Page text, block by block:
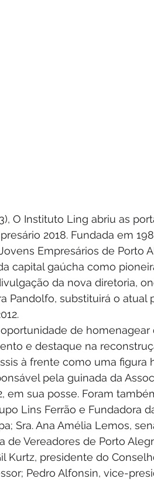
O Instituto Ling abriu as
2018. Fundada em
Empresários de Porto
capital gaúcha como
da nova diretoria,
Pandolfo, substituirá o atual
e destaque na
à frente como uma figura
pela guinada da
em sua posse. Foram
Lins Ferrão e Fundadora
Sra. Ana Amélia Lemos,
de Vereadores de Porto
Kurtz, presidente do
Pedro Alfonsin, vice-